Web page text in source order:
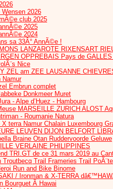
2026
club 2025
2025
2024
sa 33Â° AnnÃ©e !
LANZAROTE RIXENSART
OPPREBAIS Pays de
Nice
ZEL am ZEE LAUSANNE
Namur
Embrun complet
Donkmeer Muret
- Alpe d’Huez - Hambourg
MARSEILLE ZURICH ALOST
- Roumanie Natura
terra Namur Chalain Luxembourg
LEUVEN DIJON BELFORT
Braine Otan Ruddervoorde Geluwe
VERLAINE PHILIPPINES
TRI.GT de ce 31 mars 2019 au
Trail Frameries Trail
Run and Bike Binome
/ Ironman & X-TERRA
Bourguet Ã Hawai